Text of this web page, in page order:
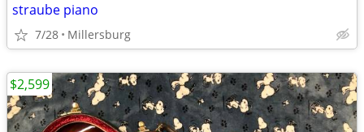
straube piano
7/28 Millersburg
$2,599